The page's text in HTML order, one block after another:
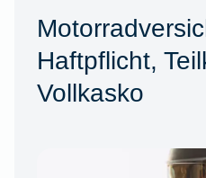
Haftpflicht,
Vollkasko